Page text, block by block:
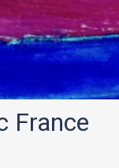
France